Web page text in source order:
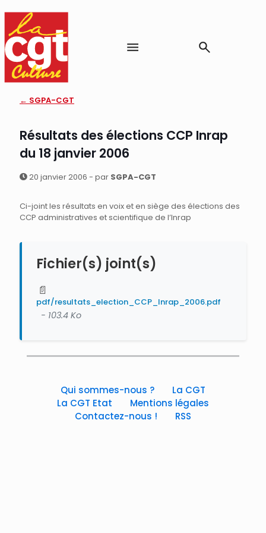
← SGPA-CGT
Résultats des élections CCP Inrap
du 18 janvier 2006
20 janvier 2006 - par SGPA-CGT
Ci-joint les résultats en voix et en siège des élections des
CCP administratives et scientifique de l’Inrap
Fichier(s) joint(s)
📄
pdf/resultats_election_CCP_Inrap_2006.pdf
- 103.4 Ko
Qui sommes-nous ?
La CGT
La CGT Etat
Mentions légales
Contactez-nous !
RSS